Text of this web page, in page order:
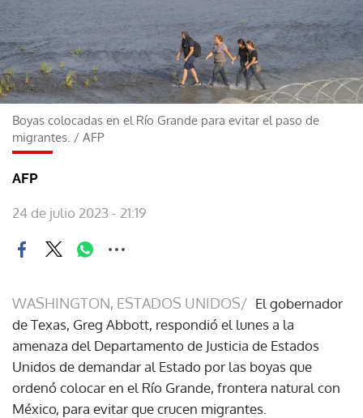
Boyas colocadas en el Río Grande para evitar el paso de
migrantes. / AFP
AFP
24 de julio 2023 - 21:19
WASHINGTON, ESTADOS UNIDOS/ El gobernador
de Texas, Greg Abbott, respondió el lunes a la
amenaza del Departamento de Justicia de Estados
Unidos de demandar al Estado por las boyas que
ordenó colocar en el Río Grande, frontera natural con
México, para evitar que crucen migrantes.